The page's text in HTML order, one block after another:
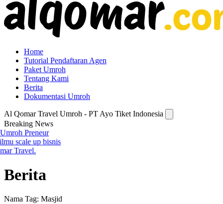
Home
Tutorial Pendaftaran Agen
Paket Umroh
Tentang Kami
Berita
Dokumentasi Umroh
Al Qomar Travel Umroh - PT Ayo Tiket Indonesia
Breaking News
Berita
Nama Tag: Masjid